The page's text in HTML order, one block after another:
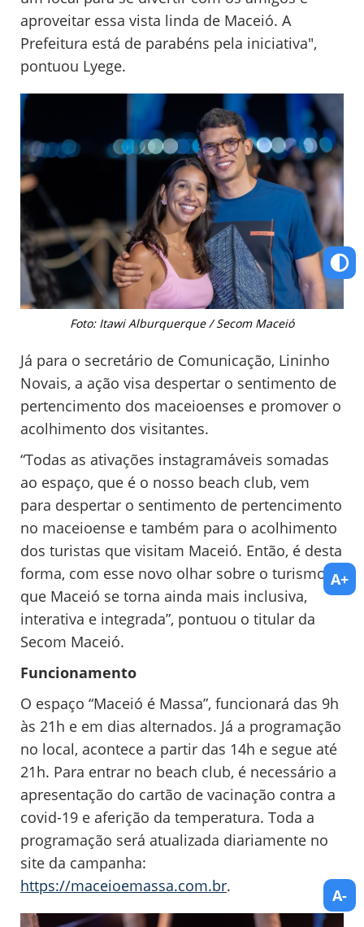
aproveitar essa vista linda de Maceió. A
Prefeitura está de parabéns pela iniciativa",
pontuou Lyege.
Foto: Itawi Alburquerque / Secom Maceió
Já para o secretário de Comunicação, Lininho
Novais, a ação visa despertar o sentimento de
pertencimento dos maceioenses e promover o
acolhimento dos visitantes.
“Todas as ativações instagramáveis somadas
ao espaço, que é o nosso beach club, vem
para despertar o sentimento de pertencimento
no maceioense e também para o acolhimento
dos turistas que visitam Maceió. Então, é desta
forma, com esse novo olhar sobre o turismo,
que Maceió se torna ainda mais inclusiva,
interativa e integrada”, pontuou o titular da
Secom Maceió.
Funcionamento
O espaço “Maceió é Massa”, funcionará das 9h
às 21h e em dias alternados. Já a programação
no local, acontece a partir das 14h e segue até
21h. Para entrar no beach club, é necessário a
apresentação do cartão de vacinação contra a
covid-19 e aferição da temperatura. Toda a
programação será atualizada diariamente no
site da campanha:
https://maceioemassa.com.br.
A+
A-